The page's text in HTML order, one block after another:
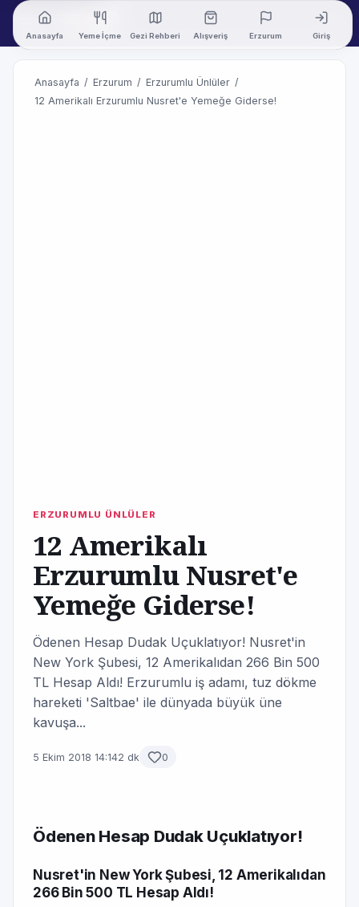
Anasayfa Yeme İçme Gezi Rehberi Alışveriş Erzurum Giriş
Anasayfa / Erzurum / Erzurumlu Ünlüler /
12 Amerikalı Erzurumlu Nusret'e Yemeğe Giderse!
ERZURUMLU ÜNLÜLER
12 Amerikalı
Erzurumlu Nusret'e
Yemeğe Giderse!
Ödenen Hesap Dudak Uçuklatıyor! Nusret'in
New York Şubesi, 12 Amerikalıdan 266 Bin 500
TL Hesap Aldı! Erzurumlu iş adamı, tuz dökme
hareketi 'Saltbae' ile dünyada büyük üne
kavuşa...
5 Ekim 2018 14:142 dk 0
Ödenen Hesap Dudak Uçuklatıyor!
Nusret'in New York Şubesi, 12 Amerikalıdan
266 Bin 500 TL Hesap Aldı!